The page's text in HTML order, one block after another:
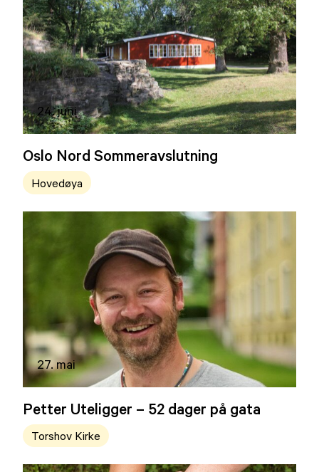
24. juni
Oslo Nord Sommeravslutning
Hovedøya
27. mai
Petter Uteligger – 52 dager på gata
Torshov Kirke